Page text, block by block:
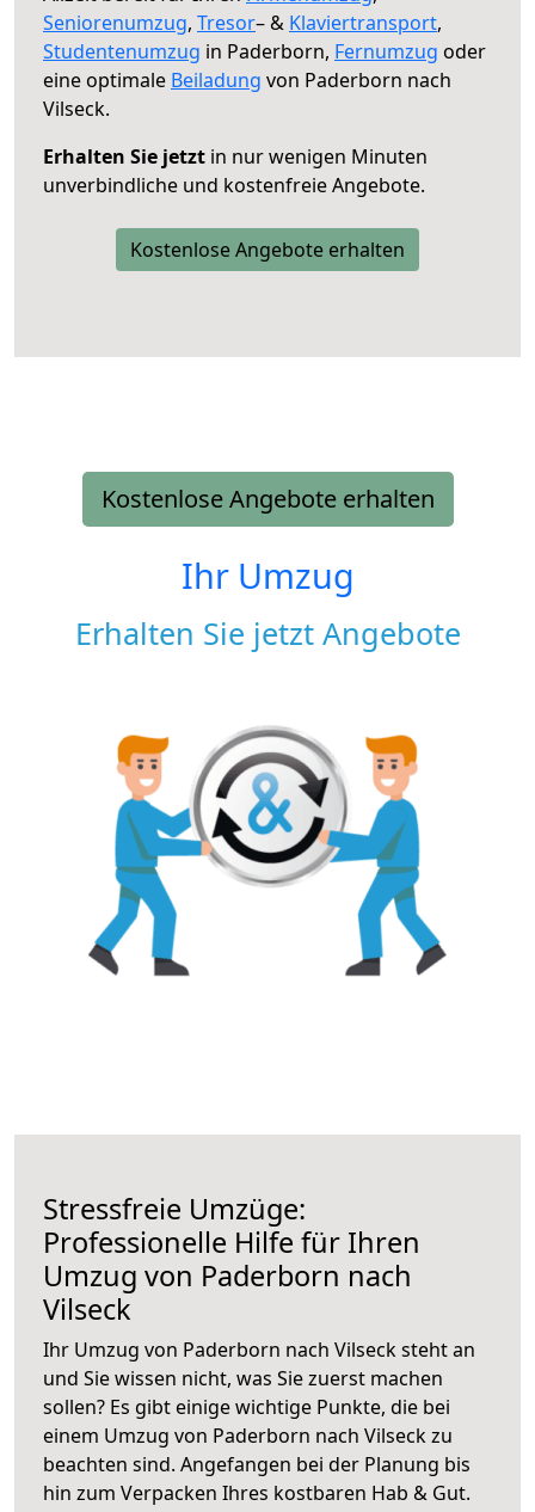
Seniorenumzug, Tresor– & Klaviertransport,
Studentenumzug in Paderborn, Fernumzug oder
eine optimale Beiladung von Paderborn nach
Vilseck.
Erhalten Sie jetzt in nur wenigen Minuten
unverbindliche und kostenfreie Angebote.
Kostenlose Angebote erhalten
Kostenlose Angebote erhalten
Ihr Umzug
Erhalten Sie jetzt Angebote
Stressfreie Umzüge:
Professionelle Hilfe für Ihren
Umzug von Paderborn nach
Vilseck
Ihr Umzug von Paderborn nach Vilseck steht an
und Sie wissen nicht, was Sie zuerst machen
sollen? Es gibt einige wichtige Punkte, die bei
einem Umzug von Paderborn nach Vilseck zu
beachten sind. Angefangen bei der Planung bis
hin zum Verpacken Ihres kostbaren Hab & Gut.